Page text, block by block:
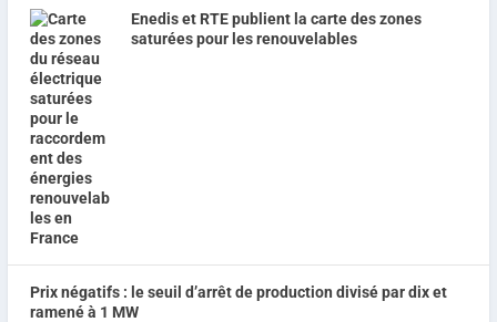
Enedis et RTE publient la carte des zones
saturées pour les renouvelables
Prix négatifs : le seuil d’arrêt de production divisé par dix et
ramené à 1 MW